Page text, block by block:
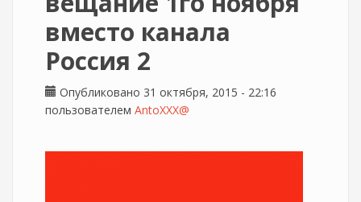
вместо канала
Россия 2
Опубликовано 31 октября, 2015 - 22:16
пользователем AntoXXX@